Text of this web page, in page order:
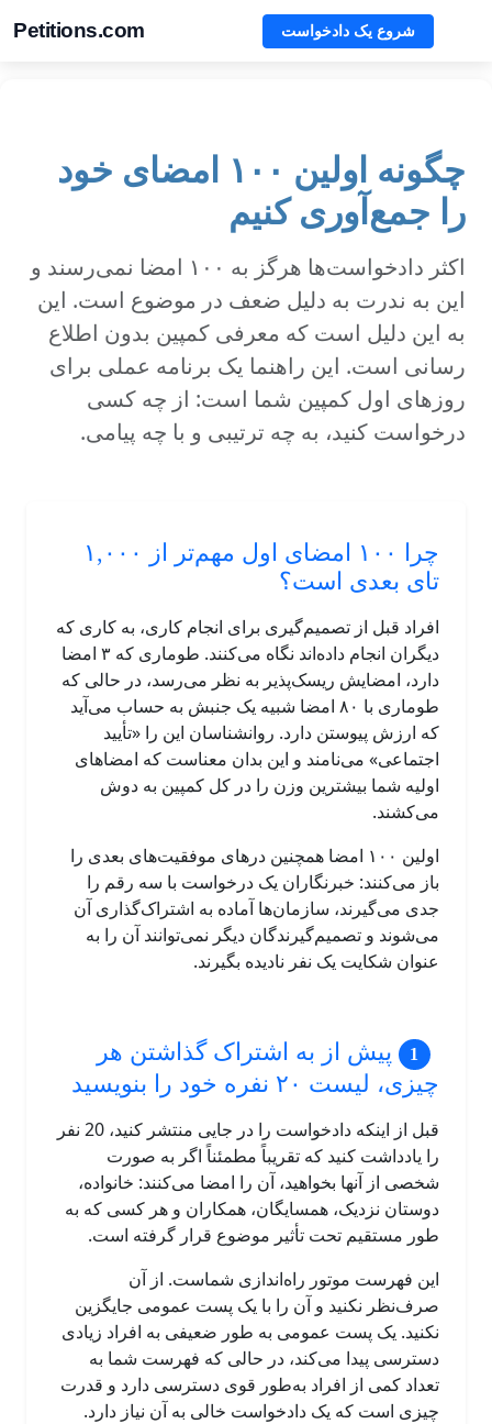
Petitions.com شروع یک دادخواست
چگونه اولین ۱۰۰ امضای خود
را جمع‌آوری کنیم
اکثر دادخواست‌ها هرگز به ۱۰۰ امضا نمی‌رسند و
این به ندرت به دلیل ضعف در موضوع است. این
به این دلیل است که معرفی کمپین بدون اطلاع
رسانی است. این راهنما یک برنامه عملی برای
روزهای اول کمپین شما است: از چه کسی
درخواست کنید، به چه ترتیبی و با چه پیامی.
چرا ۱۰۰ امضای اول مهم‌تر از ۱,۰۰۰
تای بعدی است؟
افراد قبل از تصمیم‌گیری برای انجام کاری، به کاری که
دیگران انجام داده‌اند نگاه می‌کنند. طوماری که ۳ امضا
دارد، امضایش ریسک‌پذیر به نظر می‌رسد، در حالی که
طوماری با ۸۰ امضا شبیه یک جنبش به حساب می‌آید
که ارزش پیوستن دارد. روانشناسان این را «تأیید
اجتماعی» می‌نامند و این بدان معناست که امضاهای
اولیه شما بیشترین وزن را در کل کمپین به دوش
می‌کشند.
اولین ۱۰۰ امضا همچنین درهای موفقیت‌های بعدی را
باز می‌کنند: خبرنگاران یک درخواست با سه رقم را
جدی می‌گیرند، سازمان‌ها آماده به اشتراک‌گذاری آن
می‌شوند و تصمیم‌گیرندگان دیگر نمی‌توانند آن را به
عنوان شکایت یک نفر نادیده بگیرند.
پیش از به اشتراک گذاشتن هر
چیزی، لیست ۲۰ نفره خود را بنویسید
قبل از اینکه دادخواست را در جایی منتشر کنید، 20 نفر
را یادداشت کنید که تقریباً مطمئناً اگر به صورت
شخصی از آنها بخواهید، آن را امضا می‌کنند: خانواده،
دوستان نزدیک، همسایگان، همکاران و هر کسی که به
طور مستقیم تحت تأثیر موضوع قرار گرفته است.
این فهرست موتور راه‌اندازی شماست. از آن
صرف‌نظر نکنید و آن را با یک پست عمومی جایگزین
نکنید. یک پست عمومی به طور ضعیفی به افراد زیادی
دسترسی پیدا می‌کند، در حالی که فهرست شما به
تعداد کمی از افراد به‌طور قوی دسترسی دارد و قدرت
چیزی است که یک دادخواست خالی به آن نیاز دارد.